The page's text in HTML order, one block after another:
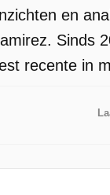
en
Sinds
recente in